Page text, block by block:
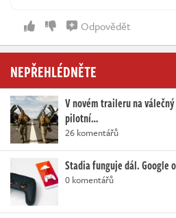
Odpovědět
NEPŘEHLÉDNĚTE
V novém traileru na
pilotní…
26 komentářů
Stadia funguje dál. Google
0 komentářů